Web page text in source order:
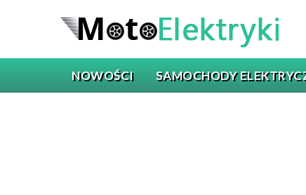
NOWOŚCI SAMOCHODY